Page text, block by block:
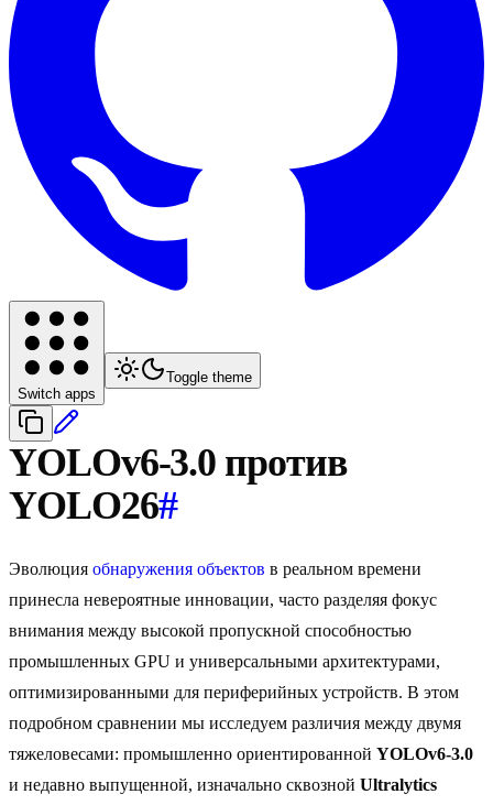
Switch apps
Toggle theme
YOLOv6-3.0 против
YOLO26#
Эволюция обнаружения объектов в реальном времени
принесла невероятные инновации, часто разделяя фокус
внимания между высокой пропускной способностью
промышленных GPU и универсальными архитектурами,
оптимизированными для периферийных устройств. В этом
подробном сравнении мы исследуем различия между двумя
тяжеловесами: промышленно ориентированной YOLOv6-3.0
и недавно выпущенной, изначально сквозной Ultralytics